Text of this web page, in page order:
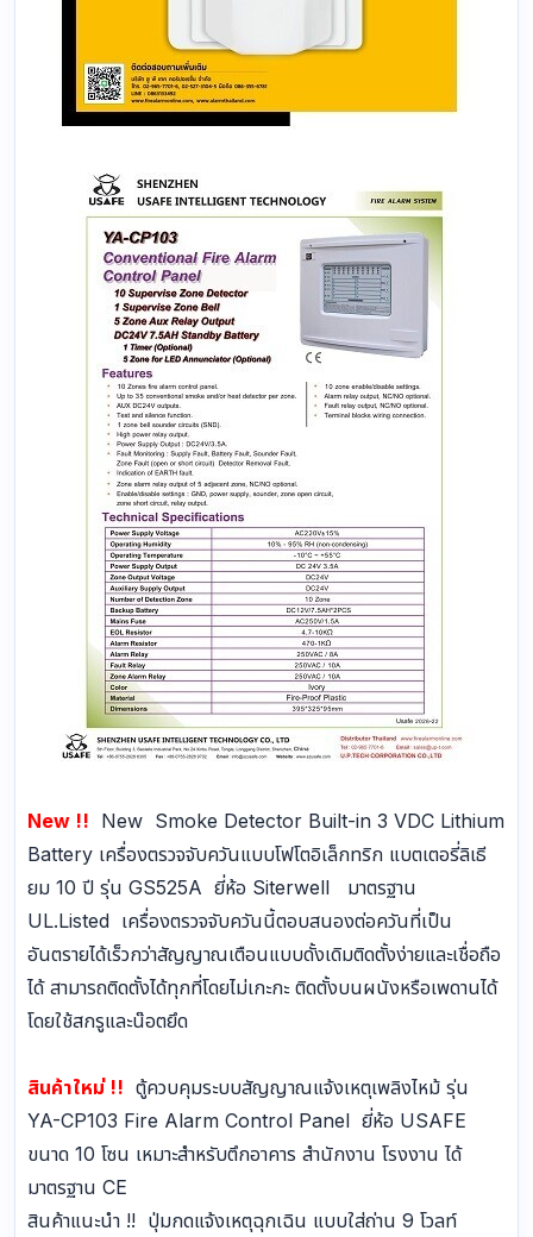
New !! New Smoke Detector Built-in 3 VDC Lithium
Battery เครื่องตรวจจับควันแบบโฟโตอิเล็กทริก แบตเตอรี่ลิเธี
ยม 10 ปี รุ่น GS525A ยี่ห้อ Siterwell มาตรฐาน
UL.Listed เครื่องตรวจจับควันนี้ตอบสนองต่อควันที่เป็น
อันตรายได้เร็วกว่าสัญญาณเตือนแบบดั้งเดิมติดตั้งง่ายและเชื่อถือ
ได้ สามารถติดตั้งได้ทุกที่โดยไม่เกะกะ ติดตั้งบนผนังหรือเพดานได้
โดยใช้สกรูและน๊อตยึด
สินค้าใหม่ !! ตู้ควบคุมระบบสัญญาณแจ้งเหตุเพลิงไหม้ รุ่น
YA-CP103 Fire Alarm Control Panel ยี่ห้อ USAFE
ขนาด 10 โซน เหมาะสำหรับตึกอาคาร สำนักงาน โรงงาน ได้
มาตรฐาน CE
สินค้าแนะนำ !! ปุ่มกดแจ้งเหตุฉุกเฉิน แบบใส่ถ่าน 9 โวลท์